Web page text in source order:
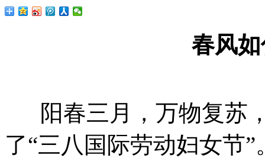
春风
阳春三月，万物复苏
了“三八国际劳动妇女节